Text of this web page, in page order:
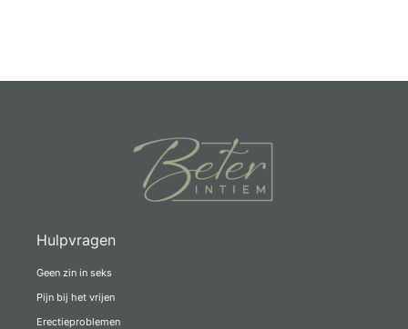
Hulpvragen
Geen zin in seks
Pijn bij het vrijen
Erectieproblemen